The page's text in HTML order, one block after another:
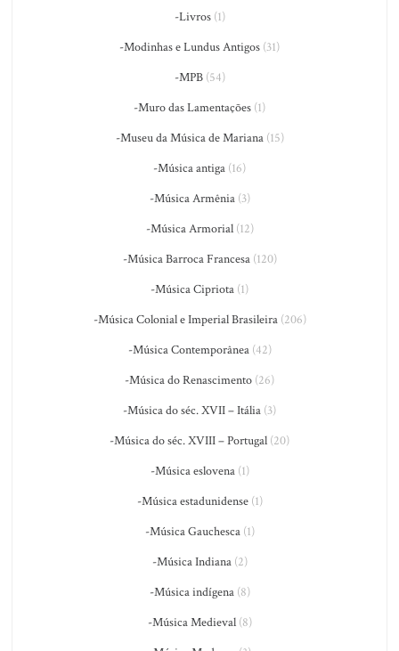
-Livros(1)
-Modinhas e Lundus Antigos (31)
-MPB(54)
-Muro das Lamentações (1)
-Museu da Música de Mariana(15)
-Música antiga (16)
-Música Armênia(3)
-Música Armorial(12)
-Música Barroca Francesa(120)
-Música Cipriota (1)
-Música Colonial e Imperial Brasileira(206)
-Música Contemporânea(42)
-Música do Renascimento (26)
-Música do séc. XVII – Itália (3)
-Música do séc. XVIII – Portugal (20)
-Música eslovena(1)
-Música estadunidense(1)
-Música Gauchesca(1)
-Música Indiana(2)
-Música indígena(8)
-Música Medieval(8)